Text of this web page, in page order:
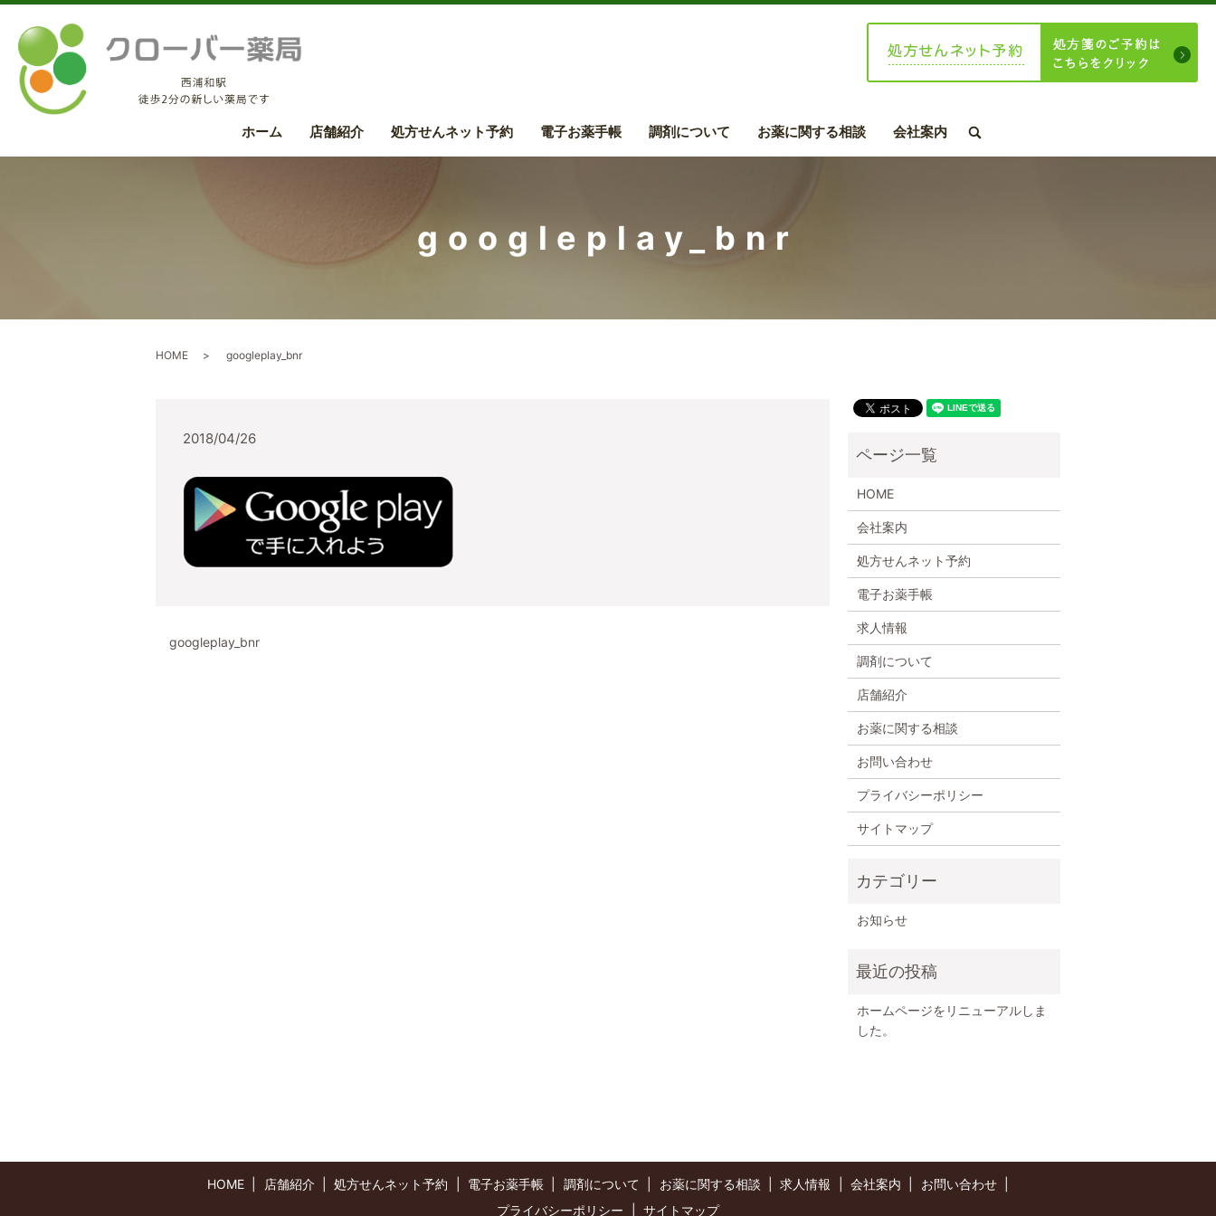
ホーム 店舗紹介 処方せんネット予約 電子お薬手帳 調剤について お薬に関する相談 会社案内 search
googleplay_bnr
HOME googleplay_bnr
2018/04/26
googleplay_bnr
HOME
会社案内
処方せんネット予約
電子お薬手帳
求人情報
調剤について
店舗紹介
お薬に関する相談
お問い合わせ
プライバシーポリシー
サイトマップ
お知らせ
ホームページをリニューアルしま
した。
HOME 店舗紹介 処方せんネット予約 電子お薬手帳 調剤について お薬に関する相談 求人情報 会社案内
お問い合わせ
プライバシーポリシー
サイトマップ